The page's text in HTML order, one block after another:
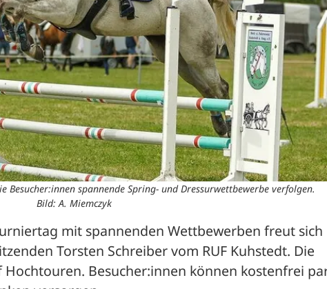
Besucher:innen spannende Spring- und Dressurwettbewerbe verfolgen.
Bild: A. Miemczyk
mit spannenden Wettbewerben freut sich
Torsten Schreiber vom RUF Kuhstedt. Die
Besucher:innen können kostenfrei